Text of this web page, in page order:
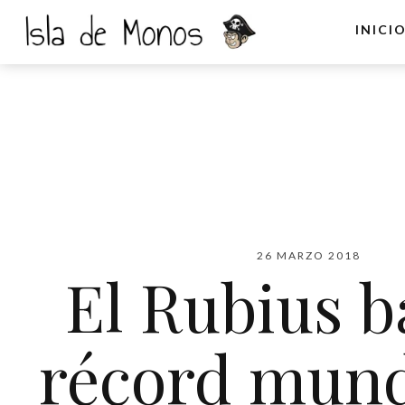
26 MARZO 2018
El Rubius
récord